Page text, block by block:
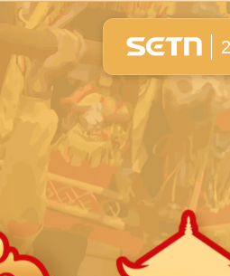
白沙屯媽祖進香